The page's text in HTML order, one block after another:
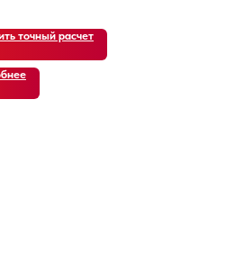
точный расчет